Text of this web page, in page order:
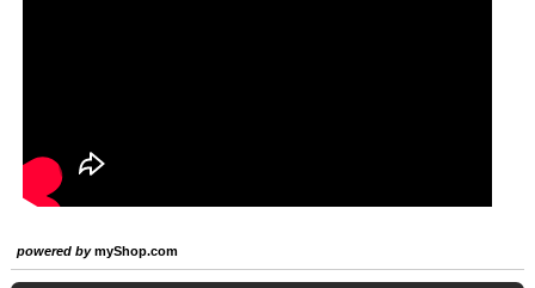
powered bymyShop.com